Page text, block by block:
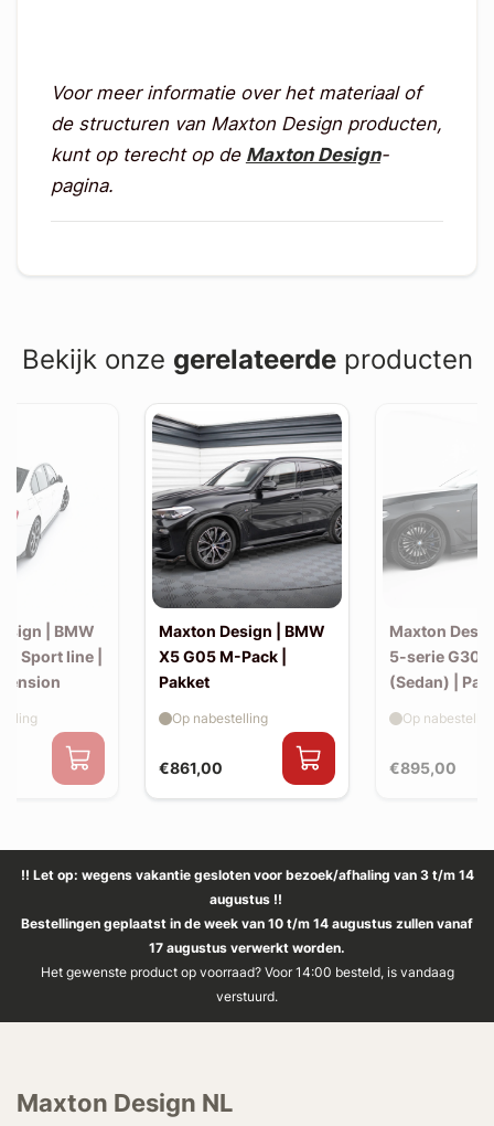
Voor meer informatie over het materiaal of
de structuren van Maxton Design producten,
kunt op terecht op de Maxton Design-
pagina.
Bekijk onze gerelateerdeproducten
| BMW
Sport line |
Maxton Design | BMW
X5 G05 M-Pack |
Pakket
€861,00
Op nabestelling
Maxton
5-serie G30
(Sedan) |
€895,00
Op
!! Let op: wegens vakantie gesloten voor bezoek/afhaling van 3 t/m 14
augustus !!
Bestellingen geplaatst in de week van 10 t/m 14 augustus zullen vanaf
17 augustus verwerkt worden.
Het gewenste product op voorraad? Voor 14:00 besteld, is vandaag
verstuurd.
Maxton Design NL